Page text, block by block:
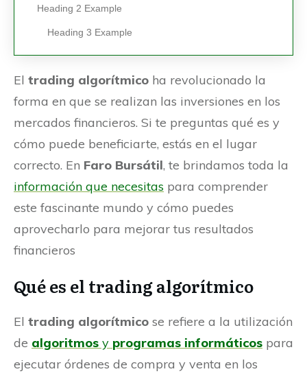
Heading 2 Example
Heading 3 Example
El trading algorítmico ha revolucionado la
forma en que se realizan las inversiones en los
mercados financieros. Si te preguntas qué es y
cómo puede beneficiarte, estás en el lugar
correcto. En Faro Bursátil, te brindamos toda la
información que necesitas para comprender
este fascinante mundo y cómo puedes
aprovecharlo para mejorar tus resultados
financieros
Qué es el trading algorítmico
El trading algorítmico se refiere a la utilización
de algoritmos y programas informáticos para
ejecutar órdenes de compra y venta en los